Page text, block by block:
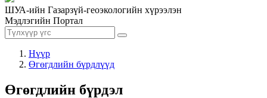
ШУА-ийн Газарзүй-геоэкологийн хүрээлэн
Мэдлэгийн Портал
Нүүр
Өгөгдлийн бүрдлүүд
Өгөгдлийн бүрдэл